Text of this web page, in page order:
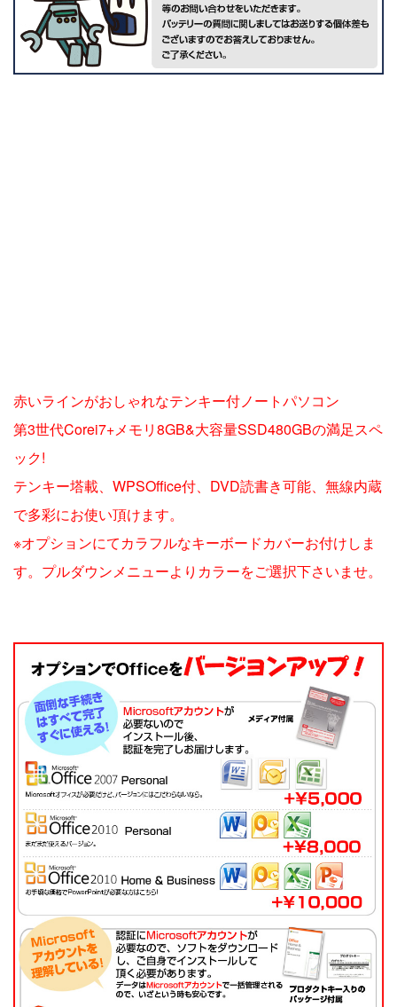
赤いラインがおしゃれなテンキー付ノートパソコン
第3世代Corei7+メモリ8GB&大容量SSD480GBの満足スペ
ック!
テンキー塔載、WPSOffice付、DVD読書き可能、無線内蔵
で多彩にお使い頂けます。
※オプションにてカラフルなキーボードカバーお付けしま
す。プルダウンメニューよりカラーをご選択下さいませ。